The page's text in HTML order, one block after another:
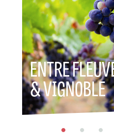
ENTRE FLEUVE
& VIGNOBLE